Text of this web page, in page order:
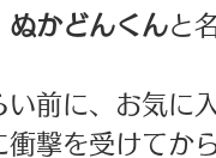
ぬかどんくんと
い前に、お気に
衝撃を受けてか